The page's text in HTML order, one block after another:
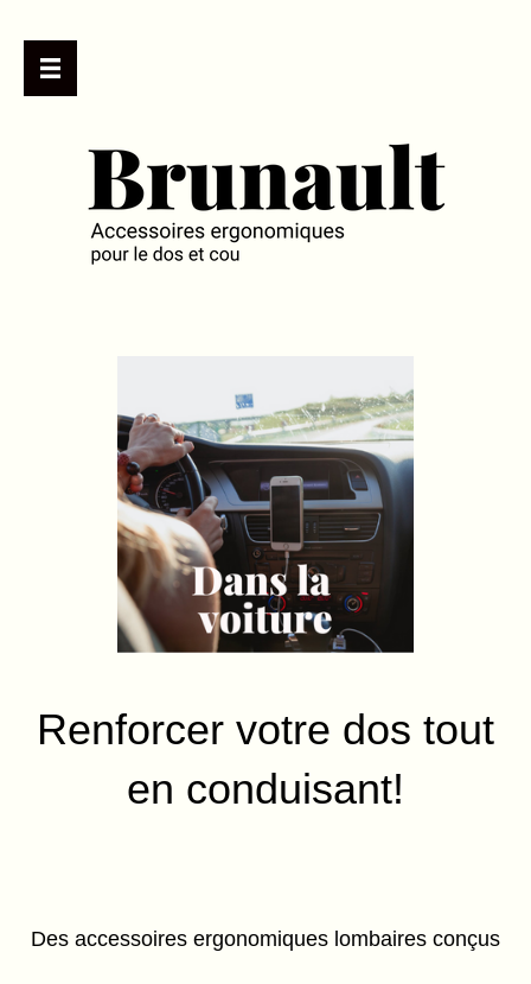
Renforcer votre dos tout
en conduisant!
Des accessoires ergonomiques lombaires conçus